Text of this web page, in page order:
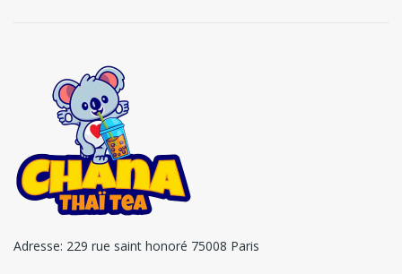
Adresse: 229 rue saint honoré 75008 Paris